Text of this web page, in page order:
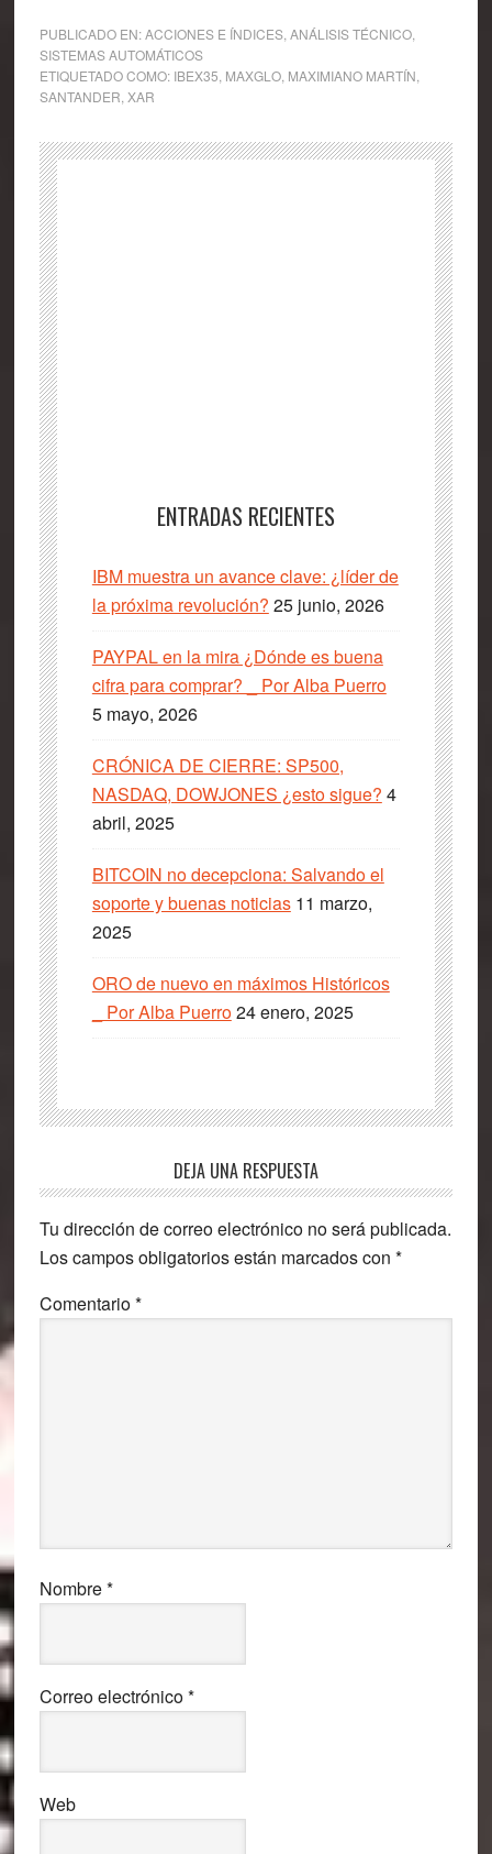
PUBLICADO EN:ACCIONES E ÍNDICES, ANÁLISIS TÉCNICO,
SISTEMAS AUTOMÁTICOS
ETIQUETADO COMO: IBEX35 MAXGLO, MAXIMIANO MARTÍN
SANTANDER XAR
ENTRADAS RECIENTES
IBM muestra un avance clave: ¿líder de
la próxima revolución? 25 junio, 2026
PAYPAL en la mira ¿Dónde es buena
cifra para comprar? _ Por Alba Puerro
5 mayo, 2026
CRÓNICA DE CIERRE: SP500,
NASDAQ, DOWJONES ¿esto sigue? 4
abril, 2025
BITCOIN no decepciona: Salvando el
soporte y buenas noticias 11 marzo,
2025
ORO de nuevo en máximos Históricos
_ Por Alba Puerro24 enero, 2025
Interacciones
con
los
lectores
DEJA UNA RESPUESTA
Tu dirección de correo electrónico no será publicada.
Los campos obligatorios están marcados con *
Comentario*
Nombre*
Correo electrónico*
Web